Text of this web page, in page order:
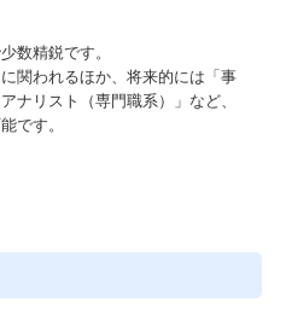
数精鋭です。
関われるほか、将来的には「事
ナリスト（専門職系）」など、
です。